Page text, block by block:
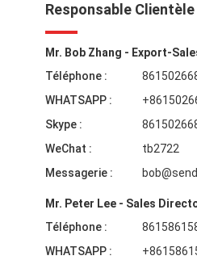
Responsable Clientèle
Mr. Bob Zhang - Export-
Téléphone :
WHATSAPP :
Skype :
WeChat :
tb2722
Messagerie :
Mr. Peter Lee - Sales
Téléphone :
WHATSAPP :